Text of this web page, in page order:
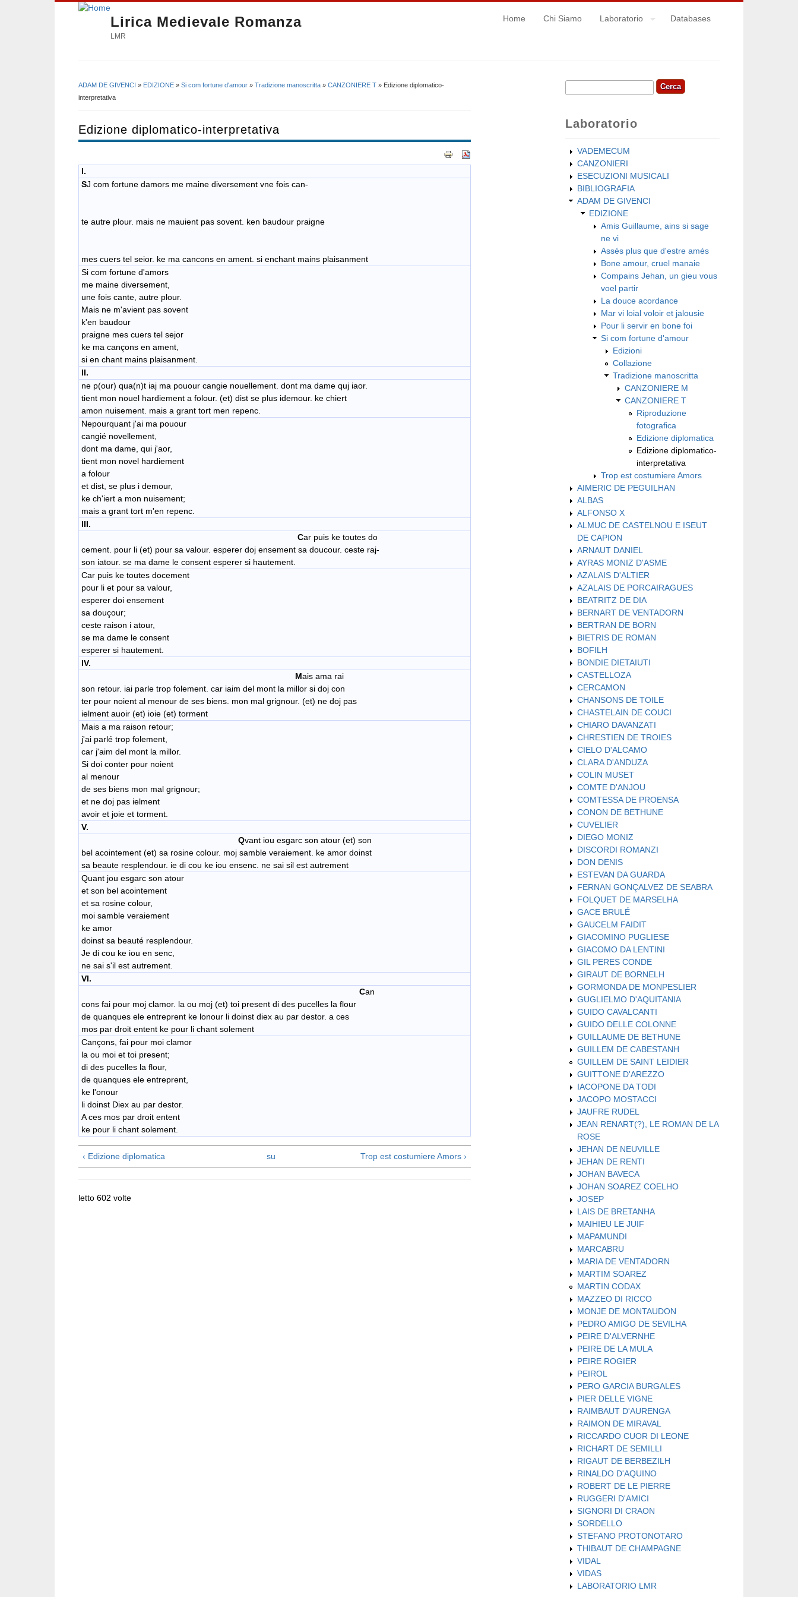
Lirica Medievale Romanza
LMR
Home Chi Siamo Laboratorio Databases
Tu sei qui
ADAM DE GIVENCI » EDIZIONE » Si com fortune d'amour » Tradizione manoscritta » CANZONIERE T » Edizione diplomatico-
interpretativa
Edizione diplomatico-interpretativa
I.
SJ com fortune damors me maine diversement vne fois can-
te autre plour. mais ne mauient pas sovent. ken baudour praigne
mes cuers tel seior. ke ma cancons en ament. si enchant mains plaisanment
Si com fortune d'amors
me maine diversement,
une fois cante, autre plour.
Mais ne m'avient pas sovent
k'en baudour
praigne mes cuers tel sejor
ke ma cançons en ament,
si en chant mains plaisanment.
II.
ne p(our) qua(n)t iaj ma pouour cangie nouellement. dont ma dame quj iaor.
tient mon nouel hardiement a folour. (et) dist se plus idemour. ke chiert
amon nuisement. mais a grant tort men repenc.
Nepourquant j'ai ma pouour
cangié novellement,
dont ma dame, qui j'aor,
tient mon novel hardiement
a folour
et dist, se plus i demour,
ke ch'iert a mon nuisement;
mais a grant tort m'en repenc.
III.
Car puis ke toutes do
cement. pour li (et) pour sa valour. esperer doj ensement sa doucour. ceste raj-
son iatour. se ma dame le consent esperer si hautement.
Car puis ke toutes docement
pour li et pour sa valour,
esperer doi ensement
sa douçour;
ceste raison i atour,
se ma dame le consent
esperer si hautement.
IV.
Mais ama rai
son retour. iai parle trop folement. car iaim del mont la millor si doj con
ter pour noient al menour de ses biens. mon mal grignour. (et) ne doj pas
ielment auoir (et) ioie (et) torment
Mais a ma raison retour;
j'ai parlé trop folement,
car j'aim del mont la millor.
Si doi conter pour noient
al menour
de ses biens mon mal grignour;
et ne doj pas ielment
avoir et joie et torment.
V.
Qvant iou esgarc son atour (et) son
bel acointement (et) sa rosine colour. moj samble veraiement. ke amor doinst
sa beaute resplendour. ie di cou ke iou ensenc. ne sai sil est autrement
Quant jou esgarc son atour
et son bel acointement
et sa rosine colour,
moi samble veraiement
ke amor
doinst sa beauté resplendour.
Je di cou ke iou en senc,
ne sai s'il est autrement.
VI.
Can
cons fai pour moj clamor. la ou moj (et) toi present di des pucelles la flour
de quanques ele entreprent ke lonour li doinst diex au par destor. a ces
mos par droit entent ke pour li chant solement
Cançons, fai pour moi clamor
la ou moi et toi present;
di des pucelles la flour,
de quanques ele entreprent,
ke l'onour
li doinst Diex au par destor.
A ces mos par droit entent
ke pour li chant solement.
‹ Edizione diplomatica su Trop est costumiere Amors ›
letto 602 volte
Form di ricerca
Cerca
Laboratorio
VADEMECUM
CANZONIERI
ESECUZIONI MUSICALI
BIBLIOGRAFIA
ADAM DE GIVENCI
EDIZIONE
Amis Guillaume, ains si sage
ne vi
Assés plus que d'estre amés
Bone amour, cruel manaie
Compains Jehan, un gieu vous
voel partir
La douce acordance
Mar vi loial voloir et jalousie
Pour li servir en bone foi
Si com fortune d'amour
Edizioni
Collazione
Tradizione manoscritta
CANZONIERE M
CANZONIERE T
Riproduzione
fotografica
Edizione diplomatica
Edizione diplomatico-
interpretativa
Trop est costumiere Amors
AIMERIC DE PEGUILHAN
ALBAS
ALFONSO X
ALMUC DE CASTELNOU E ISEUT
DE CAPION
ARNAUT DANIEL
AYRAS MONIZ D'ASME
AZALAIS D'ALTIER
AZALAIS DE PORCAIRAGUES
BEATRITZ DE DIA
BERNART DE VENTADORN
BERTRAN DE BORN
BIETRIS DE ROMAN
BOFILH
BONDIE DIETAIUTI
CASTELLOZA
CERCAMON
CHANSONS DE TOILE
CHASTELAIN DE COUCI
CHIARO DAVANZATI
CHRESTIEN DE TROIES
CIELO D'ALCAMO
CLARA D'ANDUZA
COLIN MUSET
COMTE D'ANJOU
COMTESSA DE PROENSA
CONON DE BETHUNE
CUVELIER
DIEGO MONIZ
DISCORDI ROMANZI
DON DENIS
ESTEVAN DA GUARDA
FERNAN GONÇALVEZ DE SEABRA
FOLQUET DE MARSELHA
GACE BRULÉ
GAUCELM FAIDIT
GIACOMINO PUGLIESE
GIACOMO DA LENTINI
GIL PERES CONDE
GIRAUT DE BORNELH
GORMONDA DE MONPESLIER
GUGLIELMO D'AQUITANIA
GUIDO CAVALCANTI
GUIDO DELLE COLONNE
GUILLAUME DE BETHUNE
GUILLEM DE CABESTANH
GUILLEM DE SAINT LEIDIER
GUITTONE D'AREZZO
IACOPONE DA TODI
JACOPO MOSTACCI
JAUFRE RUDEL
JEAN RENART(?), LE ROMAN DE LA
ROSE
JEHAN DE NEUVILLE
JEHAN DE RENTI
JOHAN BAVECA
JOHAN SOAREZ COELHO
JOSEP
LAIS DE BRETANHA
MAIHIEU LE JUIF
MAPAMUNDI
MARCABRU
MARIA DE VENTADORN
MARTIM SOAREZ
MARTIN CODAX
MAZZEO DI RICCO
MONJE DE MONTAUDON
PEDRO AMIGO DE SEVILHA
PEIRE D'ALVERNHE
PEIRE DE LA MULA
PEIRE ROGIER
PEIROL
PERO GARCIA BURGALES
PIER DELLE VIGNE
RAIMBAUT D'AURENGA
RAIMON DE MIRAVAL
RICCARDO CUOR DI LEONE
RICHART DE SEMILLI
RIGAUT DE BERBEZILH
RINALDO D'AQUINO
ROBERT DE LE PIERRE
RUGGERI D'AMICI
SIGNORI DI CRAON
SORDELLO
STEFANO PROTONOTARO
THIBAUT DE CHAMPAGNE
VIDAL
VIDAS
LABORATORIO LMR